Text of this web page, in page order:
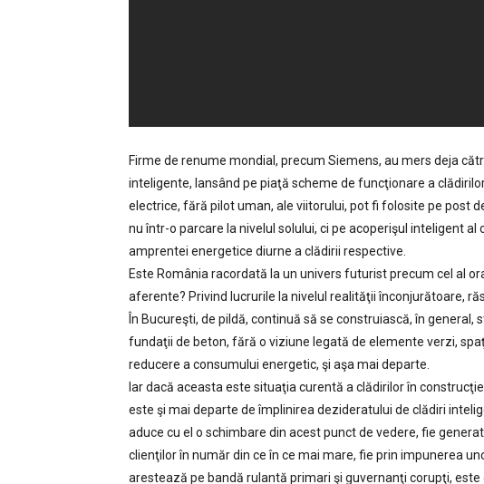
Firme de renume mondial, precum Siemens, au mers deja
inteligente, lansând pe piaţă scheme de funcţionare a
electrice, fără pilot uman, ale viitorului, pot fi folosite pe post
nu într-o parcare la nivelul solului, ci pe acoperişul inteligent
amprentei energetice diurne a clădirii respective.
Este România racordată la un univers futurist precum cel al
aferente? Privind lucrurile la nivelul realităţii înconjurătoare,
În Bucureşti, de pildă, continuă să se construiască, în
fundaţii de beton, fără o viziune legată de elemente verzi,
reducere a consumului energetic, şi aşa mai departe.
Iar dacă aceasta este situaţia curentă a clădirilor în
este şi mai departe de împlinirea dezideratului de clădiri
aduce cu el o schimbare din acest punct de vedere, fie
clienţilor în număr din ce în ce mai mare, fie prin impunerea
arestează pe bandă rulantă primari şi guvernanţi corupţi, este